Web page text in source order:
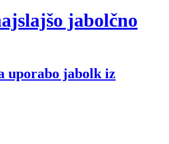
jabolčno
uporabo jabolk iz